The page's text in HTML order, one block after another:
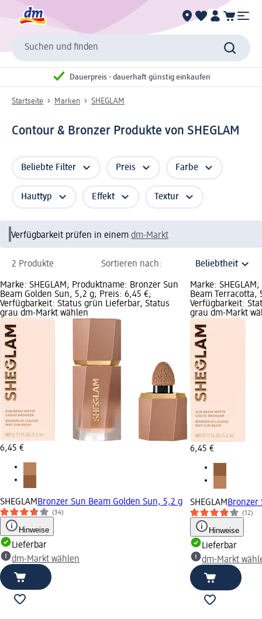
Suchen und finden
Dauerpreis - dauerhaft günstig einkaufen
Startseite Marken SHEGLAM
Contour & Bronzer Produkte von SHEGLAM
Beliebte Filter Preis Farbe
Hauttyp Effekt Textur
Verfügbarkeit prüfen in einem dm-Markt
2 Produkte Sortieren nach:
Marke: SHEGLAM; Produktname: Bronzer Sun
Beam Golden Sun, 5,2 g; Preis: 6,45 €;
Verfügbarkeit: Status grün Lieferbar, Status
grau dm-Markt wählen
6,45 €
SHEGLAM Bronzer Sun Beam Golden Sun, 5,2 g
(34)
Hinweise
Lieferbar
dm-Markt wählen
Marke:
Beam Terracotta,
Verfügbarkeit:
grau dm-Markt
6,45 €
SHEGLAM Bronzer
(12)
Hinweise
Lieferbar
dm-Markt